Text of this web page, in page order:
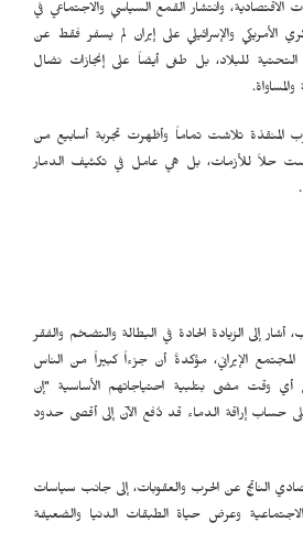
وانتشار القمع السياسي والاجتماعي في
الأمريكي والإسرائيلي على إيران لم يسفر فقط عن
التحتية للبلاد، بل طغى أيضاً على إنجازات نضال
المنقذة تلاشت تماماً وأظهرت تجربة أسابيع من
حلاً للأزمات، بل هي عامل في تكثيف الدمار
إلى الزيادة الحادة في البطالة والتضخم والفقر
الإيراني، مؤكدةً أن جزءاً كبيراً من الناس
أي وقت مضى بتلبية احتياجاتهم الأساسية "إن
حساب إراقة الدماء قد دُفع الآن إلى أقصى حدود
الناتج عن الحرب والعقوبات، إلى جانب سياسات
وعرض حياة الطبقات الدنيا والضعيفة